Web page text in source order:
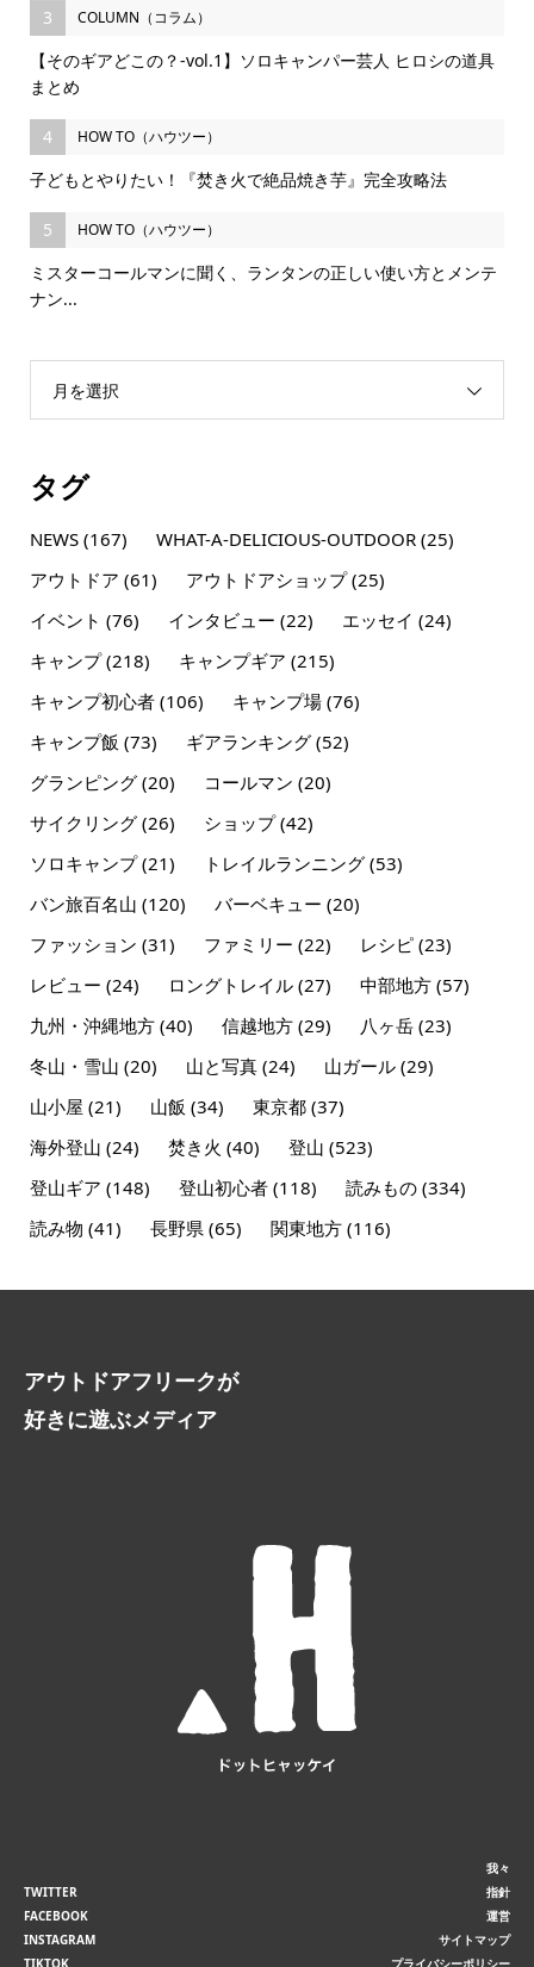
3 COLUMN（コラム）
【そのギアどこの？-vol.1】ソロキャンパー芸人 ヒロシの道具
まとめ
4 HOW TO（ハウツー）
子どもとやりたい！『焚き火で絶品焼き芋』完全攻略法
5 HOW TO（ハウツー）
ミスターコールマンに聞く、ランタンの正しい使い方とメンテ
ナン...
月を選択
タグ
NEWS(167) WHAT-A-DELICIOUS-OUTDOOR(25)
アウトドア (61) アウトドアショップ(25)
イベント (76) インタビュー (22) エッセイ (24)
キャンプ(218) キャンプギア (215)
キャンプ初心者(106) キャンプ場(76)
キャンプ飯 (73) ギアランキング(52)
グランピング(20) コールマン (20)
サイクリング(26) ショップ(42)
ソロキャンプ(21) トレイルランニング(53)
バン旅百名山 (120) バーベキュー (20)
ファッション (31) ファミリー (22) レシピ(23)
レビュー (24) ロングトレイル(27) 中部地方(57)
九州・沖縄地方(40) 信越地方(29) 八ヶ岳(23)
冬山・雪山 (20) 山と写真(24) 山ガール(29)
山小屋 (21) 山飯 (34) 東京都(37)
海外登山 (24) 焚き火 (40) 登山 (523)
登山ギア (148) 登山初心者(118) 読みもの(334)
読み物 (41) 長野県(65) 関東地方(116)
アウトドアフリークが
好きに遊ぶメディア
TWITTER
FACEBOOK
INSTAGRAM
TIKTOK
我々
指針
運営
サイトマップ
プライバシーポリシー